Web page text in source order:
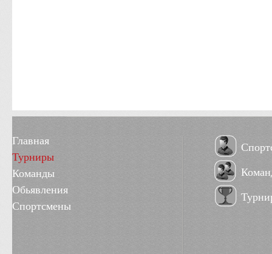
Главная
Турниры
Команды
Обьявления
Спортсмены